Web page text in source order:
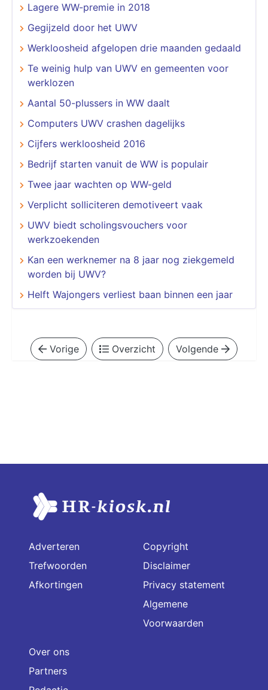
Lagere WW-premie in 2018
Gegijzeld door het UWV
Werkloosheid afgelopen drie maanden gedaald
Te weinig hulp van UWV en gemeenten voor
werklozen
Aantal 50-plussers in WW daalt
Computers UWV crashen dagelijks
Cijfers werkloosheid 2016
Bedrijf starten vanuit de WW is populair
Twee jaar wachten op WW-geld
Verplicht solliciteren demotiveert vaak
UWV biedt scholingsvouchers voor
werkzoekenden
Kan een werknemer na 8 jaar nog ziekgemeld
worden bij UWV?
Helft Wajongers verliest baan binnen een jaar
Vorige Overzicht Volgende
Adverteren
Trefwoorden
Afkortingen
Copyright
Disclaimer
Privacy statement
Algemene
Voorwaarden
Over ons
Partners